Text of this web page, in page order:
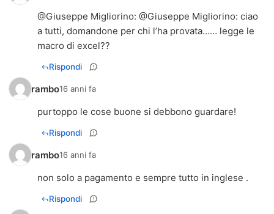
@Giuseppe Migliorino: @Giuseppe Migliorino: ciao
a tutti, domandone per chi l’ha provata…… legge le
macro di excel??
Rispondi
rambo16 anni fa
purtoppo le cose buone si debbono guardare!
Rispondi
rambo16 anni fa
non solo a pagamento e sempre tutto in inglese .
Rispondi